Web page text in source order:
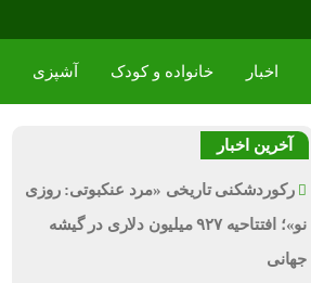
اخبار خانواده و کودک آشپزی
آخرین اخبار
رکوردشکنی تاریخی «مرد عنکبوتی: روزی
نو»؛ افتتاحیه ۹۲۷ میلیون دلاری در گیشه
جهانی